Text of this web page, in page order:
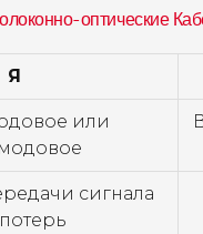
оптические
Я
или
сигнала